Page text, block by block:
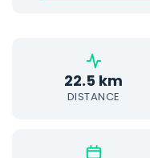
22.5 km
DISTANCE